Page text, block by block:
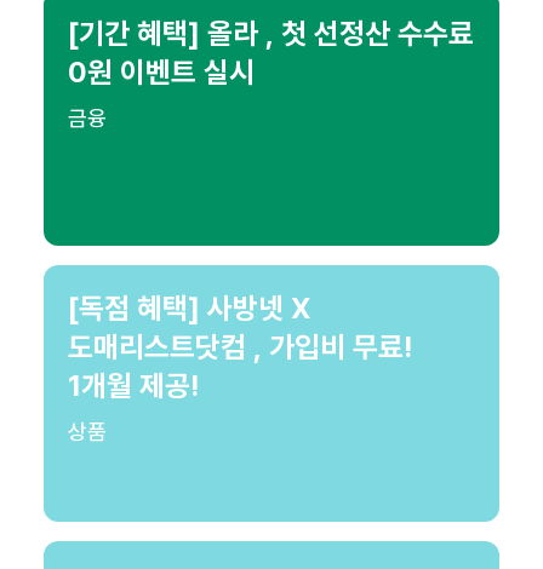
[기간 혜택] 올라 , 첫 선정산 수수료
0원 이벤트 실시
금융
[독점 혜택] 사방넷 X
도매리스트닷컴 , 가입비 무료!
1개월 제공!
상품